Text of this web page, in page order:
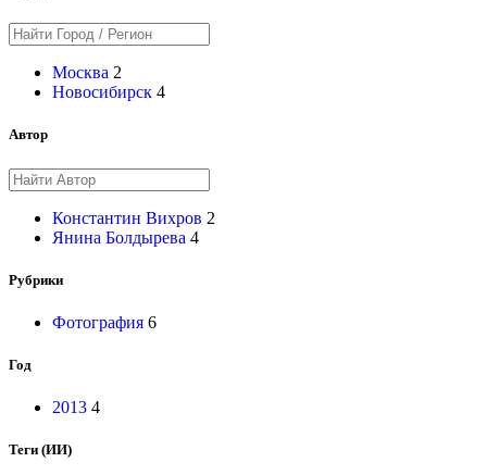
Москва 2
Новосибирск 4
Автор
Константин Вихров 2
Янина Болдырева 4
Рубрики
Фотография 6
Год
2013 4
Теги (ИИ)